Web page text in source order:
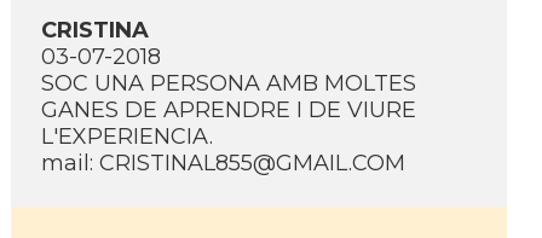
CRISTINA
03-07-2018
SOC UNA PERSONA AMB MOLTES
GANES DE APRENDRE I DE VIURE
L'EXPERIENCIA.
mail: CRISTINAL855@GMAIL.COM